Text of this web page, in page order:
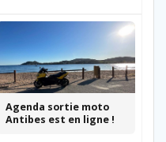
Agenda sortie moto
Antibes est en ligne !